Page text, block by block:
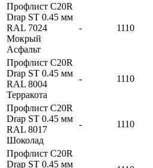
Профлист С20R
Drap ST 0.45 мм
RAL 7024
Мокрый
Асфальт
- 1110
Профлист С20R
Drap ST 0.45 мм
RAL 8004
Терракота
- 1110
Профлист С20R
Drap ST 0.45 мм
RAL 8017
Шоколад
- 1110
Профлист С20R
Drap ST 0.45 мм